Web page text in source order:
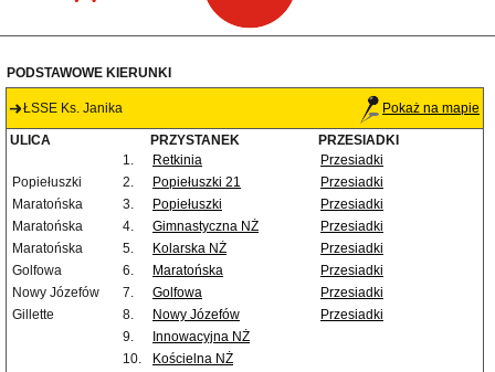
PODSTAWOWE KIERUNKI
ŁSSE Ks. Janika Pokaż na mapie
ULICA PRZYSTANEK
PRZESIADKI
1.
Retkinia
Przesiadki
Popiełuszki
2. Popiełuszki 21
Przesiadki
Maratońska
3. Popiełuszki
Przesiadki
Maratońska
4. Gimnastyczna NŻ
Przesiadki
Maratońska
5. Kolarska NŻ
Przesiadki
Golfowa
6. Maratońska
Przesiadki
Nowy Józefów
7. Golfowa
Przesiadki
Gillette
8. Nowy Józefów
Przesiadki
9.
Innowacyjna NŻ
10.
Kościelna NŻ